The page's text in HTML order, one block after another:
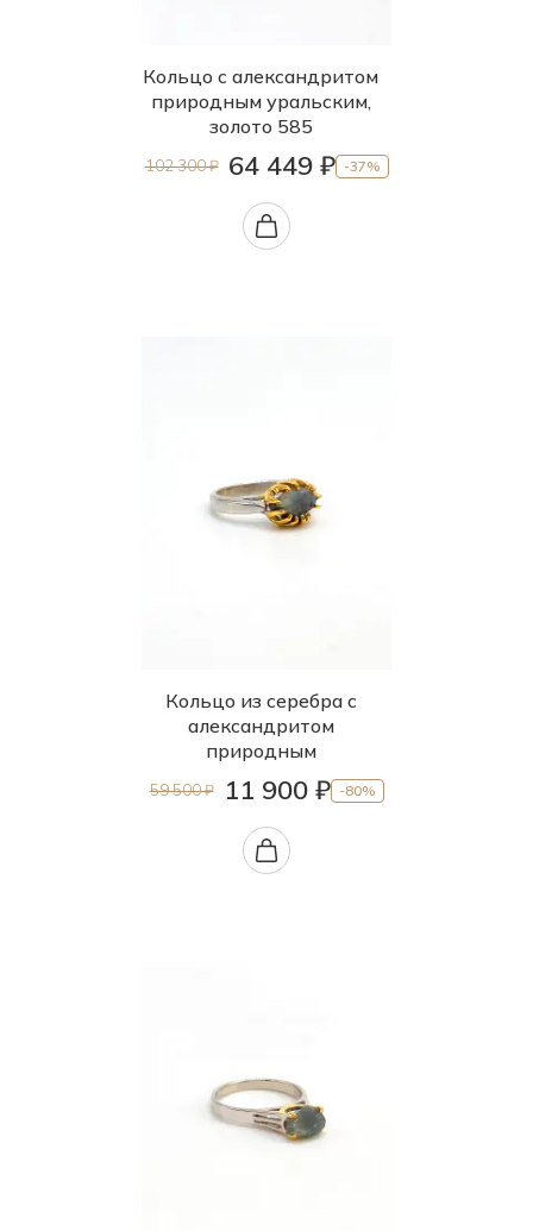
Кольцо с александритом
природным уральским,
золото 585
102 300 ₽ 64 449 ₽ -37%
Кольцо из серебра с
александритом
природным
59 500 ₽ 11 900 ₽ -80%